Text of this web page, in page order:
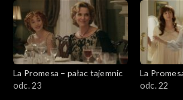
La Promesa – pałac tajemnic
odc. 23
La
odc. 22